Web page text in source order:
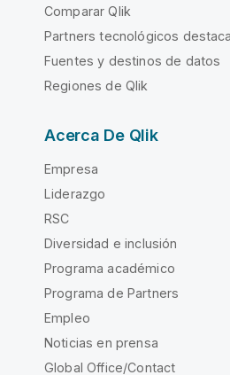
Comparar Qlik
Partners tecnológicos
Fuentes y destinos de datos
Regiones de Qlik
Acerca De Qlik
Empresa
Liderazgo
RSC
Diversidad e inclusión
Programa académico
Programa de Partners
Empleo
Noticias en prensa
Global Office/Contact